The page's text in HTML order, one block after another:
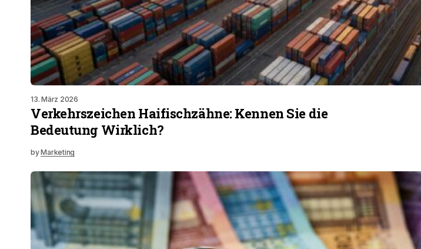
13. März 2026
Verkehrszeichen Haifischzähne: Kennen Sie die
Bedeutung Wirklich?
byMarketing